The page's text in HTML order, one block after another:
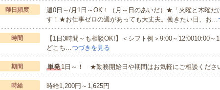
曜日頻度
週0日～/月1日～OK！（月～日のあいだ）★「火曜と木曜だ
す！★お仕事ゼロの週があっても大丈夫。働きたい日、お…
時間
【1日3時間～も相談OK!】＜シフト例＞9:00～12:0010:00
どこち…つづきを見る
期間 単発1日～！ ★勤務開始日や期間はお気軽にご相談くだ
時給 時給1,200円～1,625円